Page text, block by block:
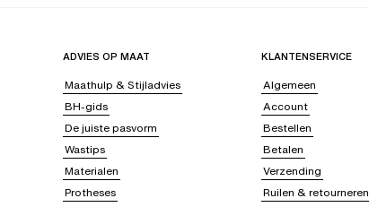
ADVIES OP MAAT
Maathulp & Stijladvies
BH-gids
De juiste pasvorm
Wastips
Materialen
Protheses
KLANTENSERVICE
Algemeen
Account
Bestellen
Betalen
Verzending
Ruilen & retourneren